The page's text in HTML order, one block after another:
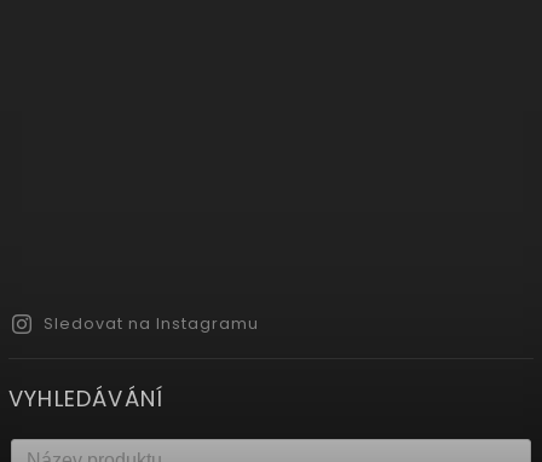
Sledovat na Instagramu
VYHLEDÁVÁNÍ